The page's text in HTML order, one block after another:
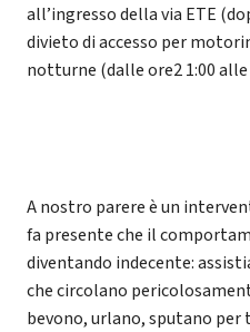
all’ingresso della via ETE
divieto di accesso per
notturne (dalle ore2 1:00
A nostro parere è un
fa presente che il
diventando indecente:
che circolano
bevono, urlano, sputano